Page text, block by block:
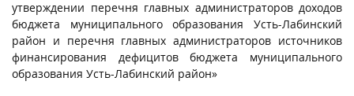
утверждении перечня главных администраторов доходов
бюджета муниципального образования Усть-Лабинский
район и перечня главных администраторов источников
финансирования дефицитов бюджета муниципального
образования Усть-Лабинский район»